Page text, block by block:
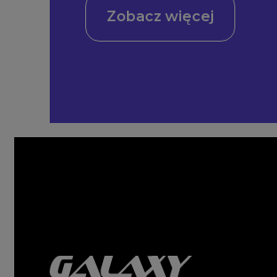
Zobacz więcej